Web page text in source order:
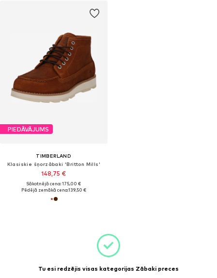
PIEDĀVĀJUMS
TIMBERLAND
Klasiskie šņorzābaki 'Britton Mills'
148,75 €
Sākotnējā cena: 175,00 €
Pēdējā zemākā cena:139,50 €
Tu esi redzējis visas kategorijas Zābaki preces